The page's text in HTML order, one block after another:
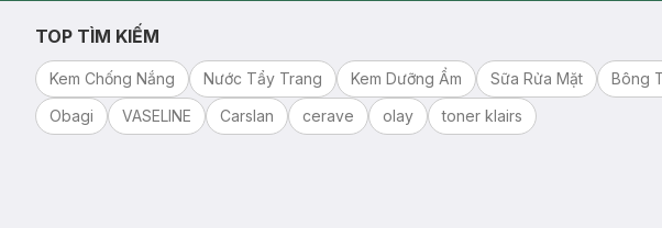
TOP TÌM KIẾM
Kem Chống Nắng Nước Tẩy Trang Kem Dưỡng Ẩm Sữa Rửa Mặt Bông
Obagi
VASELINE Carslan cerave olay toner klairs